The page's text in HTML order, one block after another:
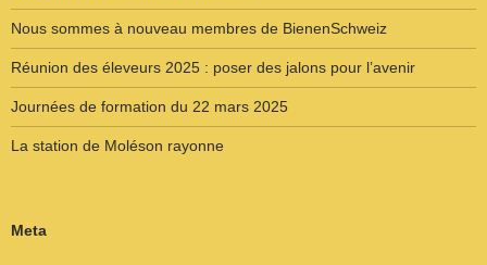
Nous sommes à nouveau membres de BienenSchweiz
Réunion des éleveurs 2025 : poser des jalons pour l’avenir
Journées de formation du 22 mars 2025
La station de Moléson rayonne
Meta